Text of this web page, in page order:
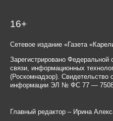
16+
Сетевое издание «Газета
Зарегистрировано
связи, информационных
(Роскомнадзор). Свидетельство
информации ЭЛ № ФС 77 —
Главный редактор – Ирина